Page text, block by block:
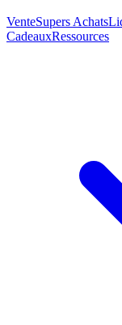
VenteSupers Achats
CadeauxRessources